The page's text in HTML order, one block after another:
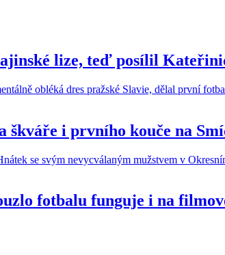
lize, teď posílil
i prvního kouče na
fotbalu funguje i na